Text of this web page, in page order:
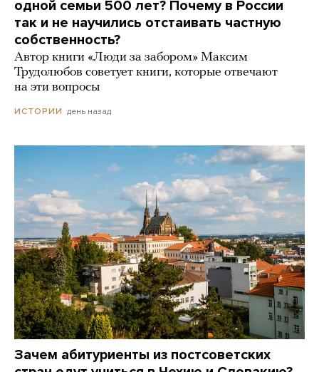
одной семьи 500 лет? Почему в России
так и не научились отстаивать частную
собственность?
Автор книги «Люди за забором» Максим
Трудолюбов советует книги, которые отвечают
на эти вопросы
ИСТОРИИ день назад
Зачем абитуриенты из постсоветских